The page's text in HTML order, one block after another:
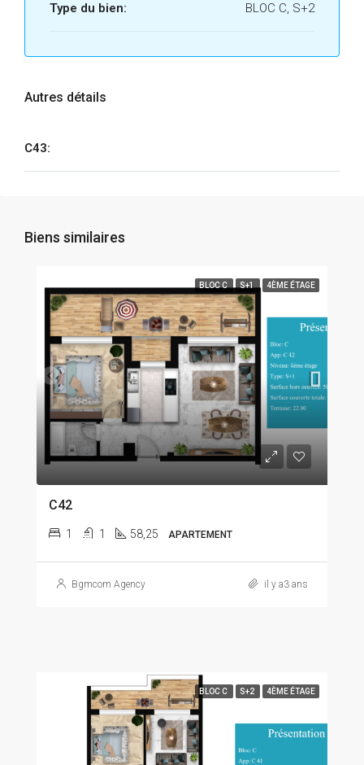
Type du bien: BLOC C, S+2
Autres détails
C43:
Biens similaires
BLOC C S+1 4ÈME ÉTAGE
C42
1 1 58,25 APARTEMENT
Bgmcom Agency il y a3 ans
BLOC C S+2 4ÈME ÉTAGE